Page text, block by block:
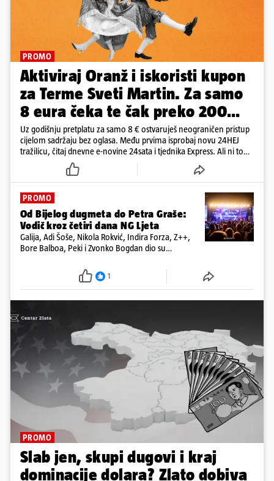
PROMO
Aktiviraj Oranž i iskoristi kupon
za Terme Sveti Martin. Za samo
8 eura čeka te čak preko 200
eura kupona!
Uz godišnju pretplatu za samo 8 € ostvaruješ neograničen pristup
cijelom sadržaju bez oglasa. Među prvima isprobaj novu 24HEJ
tražilicu, čitaj dnevne e-novine 24sata i tjednika Express. Ali ni to
PROMO
Od Bijelog dugmeta do Petra Graše:
Vodič kroz četiri dana NG Ljeta
Galija, Adi Šoše, Nikola Rokvić, Indira Forza, Z++,
Bore Balboa, Peki i Zvonko Bogdan dio su
16. kolovoza održati na dvije pozornice
1
PROMO
Slab jen, skupi dugovi i kraj
dominacije dolara? Zlato dobiva